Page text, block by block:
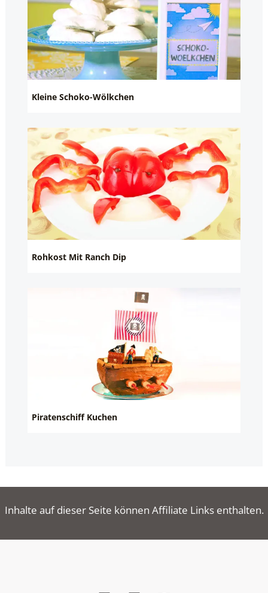
Kleine Schoko-Wölkchen
Rohkost Mit Ranch Dip
Piratenschiff Kuchen
Inhalte auf dieser Seite können Affiliate Links enthalten.